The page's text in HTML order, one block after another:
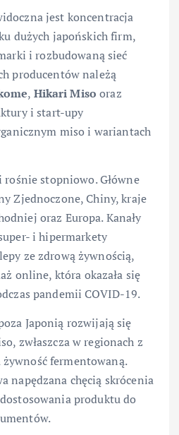
jest koncentracja
dużych japońskich firm,
i rozbudowaną sieć
producentów należą
, Hikari Miso oraz
i start-upy
miso i wariantach
stopniowo. Główne
Zjednoczone, Chiny, kraje
oraz Europa. Kanały
i hipermarkety
ze zdrową żywnością,
online, która okazała się
pandemii COVID-19.
Japonią rozwijają się
zwłaszcza w regionach z
fermentowaną.
napędzana chęcią skrócenia
produktu do